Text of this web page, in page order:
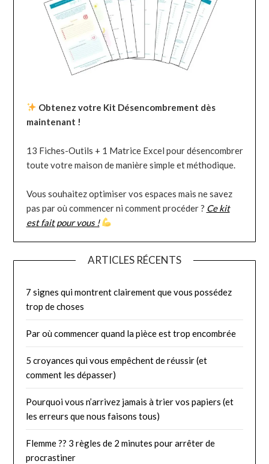
Obtenez votre Kit Désencombrement dès
maintenant !
13 Fiches-Outils + 1 Matrice Excel pour désencombrer
toute votre maison de manière simple et méthodique.
Vous souhaitez optimiser vos espaces mais ne savez
pas par où commencer ni comment procéder ? Ce kit
est fait pour vous !
ARTICLES RÉCENTS
7 signes qui montrent clairement que vous possédez
trop de choses
Par où commencer quand la pièce est trop encombrée
5 croyances qui vous empêchent de réussir (et
comment les dépasser)
Pourquoi vous n’arrivez jamais à trier vos papiers (et
les erreurs que nous faisons tous)
Flemme ?? 3 règles de 2 minutes pour arrêter de
procrastiner